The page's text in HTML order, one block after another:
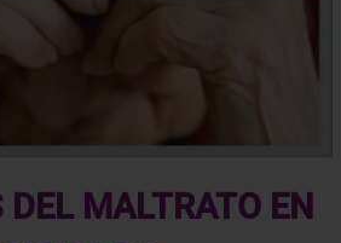
MALTRATO EN